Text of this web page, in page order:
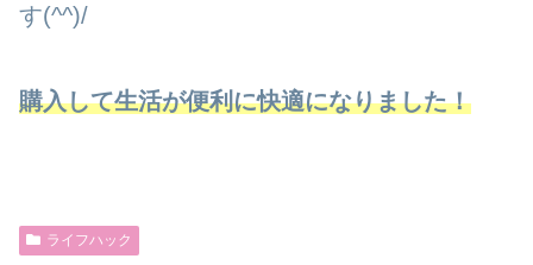
す(^^)/
購入して生活が便利に快適になりました！
ライフハック